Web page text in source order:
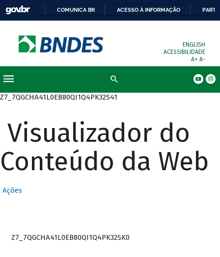
COMUNICA BR ACESSO À INFORMAÇÃO
ENGLISH
ACESSIBILIDADE
A+ A-
Z7_7QGCHA41L0EB80QI1Q4PK32S41
Visualizador do
Conteúdo da Web
Ações
Z7_7QGCHA41L0EB80QI1Q4PK32SK0